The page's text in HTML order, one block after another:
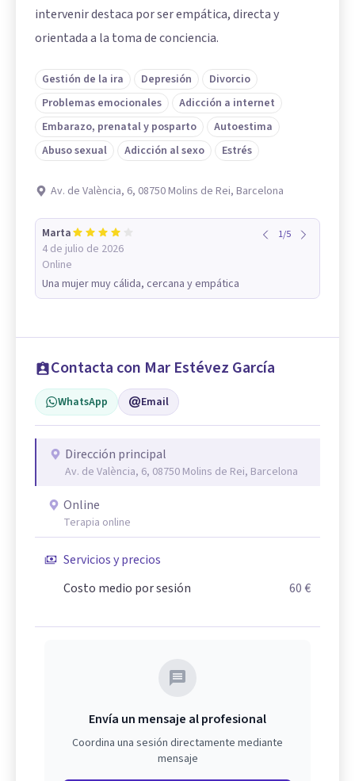
intervenir destaca por ser empática, directa y
orientada a la toma de conciencia.
Gestión de la ira Depresión
Divorcio
Problemas emocionales
Adicción a internet
Embarazo, prenatal y posparto
Autoestima
Abuso sexual
Adicción al sexo Estrés
Av. de València, 6, 08750 Molins de Rei, Barcelona
Marta
4 de julio de 2026
Online
1/5
Una mujer muy cálida, cercana y empática
Contacta con Mar Estévez García
WhatsApp Email
Dirección principal
Av. de València, 6, 08750 Molins de Rei, Barcelona
Online
Terapia online
Servicios y precios
Costo medio por sesión
60 €
Envía un mensaje al profesional
Coordina una sesión directamente mediante
mensaje